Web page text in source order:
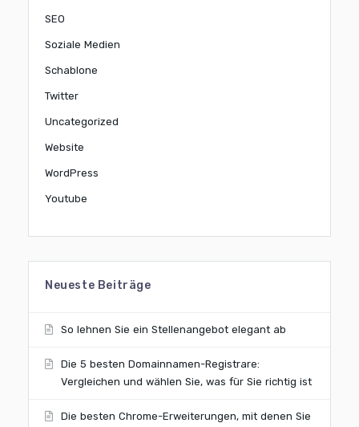
SEO
Soziale Medien
Schablone
Twitter
Uncategorized
Website
WordPress
Youtube
Neueste Beiträge
So lehnen Sie ein Stellenangebot elegant ab
Die 5 besten Domainnamen-Registrare:
Vergleichen und wählen Sie, was für Sie richtig ist
Die besten Chrome-Erweiterungen, mit denen Sie